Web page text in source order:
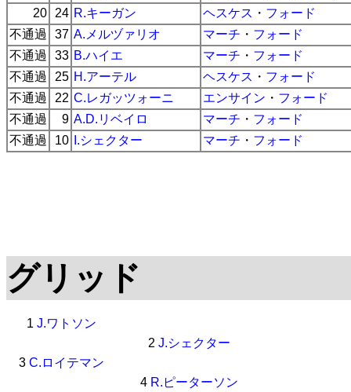
20
24 R.キーガン ヘスケス ・ フォード
不通過
37 A.メルヅァリオ マーチ ・ フォード
不通過
33 B.ハイエ マーチ ・ フォード
不通過
25 H.アーテル ヘスケス ・ フォード
不通過
22 C.レガッツォーニ エンサイン ・ フォード
不通過
9 A.D.リベイロ マーチ ・ フォード
不通過
10 I.シェクター マーチ ・ フォード
グリッド
1 J.ワトソン
2 J.シェクター
3 C.ロイテマン
4 R.ピーターソン